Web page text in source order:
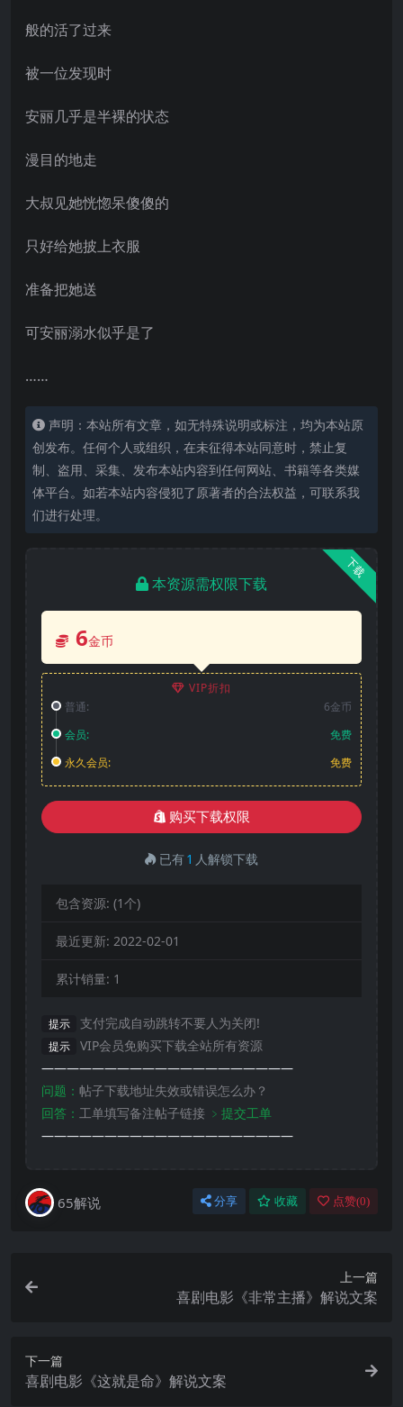
般的活了过来
被一位发现时
安丽几乎是半裸的状态
漫目的地走
大叔见她恍惚呆傻傻的
只好给她披上衣服
准备把她送
可安丽溺水似乎是了
……
声明：本站所有文章，如无特殊说明或标注，均为本站原
创发布。任何个人或组织，在未征得本站同意时，禁止复
制、盗用、采集、发布本站内容到任何网站、书籍等各类媒
体平台。如若本站内容侵犯了原著者的合法权益，可联系我
们进行处理。
下载
本资源需权限下载
6金币
VIP折扣
普通:
6金币
会员:
免费
永久会员:
免费
购买下载权限
已有1 人解锁下载
包含资源: (1个)
最近更新: 2022-02-01
累计销量: 1
提示 支付完成自动跳转不要人为关闭!
提示
VIP会员免购买下载全站所有资源
————————————————————
问题： 帖子下载地址失效或错误怎么办？
回答： 工单填写备注帖子链接 ﹥提交工单
————————————————————
65解说 分享 收藏 点赞(0)
上一篇
喜剧电影《非常主播》解说文案
下一篇
喜剧电影《这就是命》解说文案